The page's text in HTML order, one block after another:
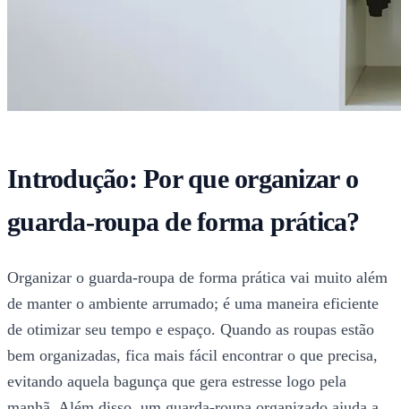
Introdução: Por que organizar o
guarda-roupa de forma prática?
Organizar o guarda-roupa de forma prática vai muito além
de manter o ambiente arrumado; é uma maneira eficiente
de otimizar seu tempo e espaço. Quando as roupas estão
bem organizadas, fica mais fácil encontrar o que precisa,
evitando aquela bagunça que gera estresse logo pela